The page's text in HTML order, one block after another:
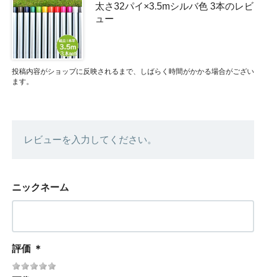
太さ32パイ×3.5mシルバ色 3本のレビ
ュー
投稿内容がショップに反映されるまで、しばらく時間がかかる場合がござい
ます。
レビューを入力してください。
ニックネーム
評価 ＊